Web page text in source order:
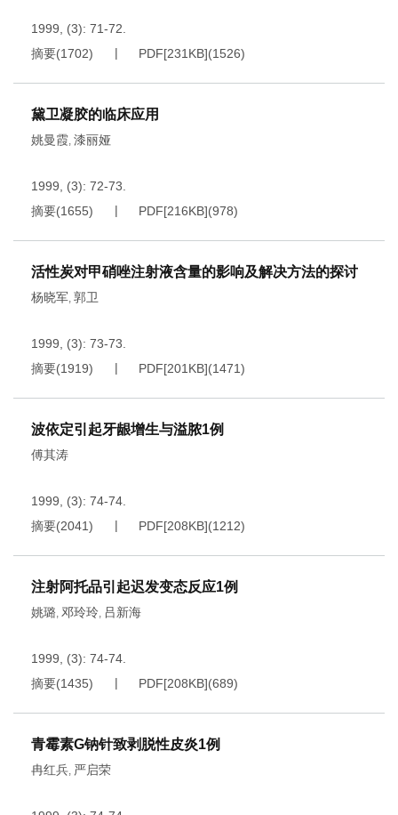
1999, (3): 71-72.
摘要(1702) PDF[231KB](1526)
黛卫凝胶的临床应用
姚曼霞, 漆丽娅
1999, (3): 72-73.
摘要(1655) PDF[216KB](978)
活性炭对甲硝唑注射液含量的影响及解决方法的探讨
杨晓军, 郭卫
1999, (3): 73-73.
摘要(1919) PDF[201KB](1471)
波依定引起牙龈增生与溢脓1例
傅其涛
1999, (3): 74-74.
摘要(2041) PDF[208KB](1212)
注射阿托品引起迟发变态反应1例
姚璐, 邓玲玲, 吕新海
1999, (3): 74-74.
摘要(1435) PDF[208KB](689)
青霉素G钠针致剥脱性皮炎1例
冉红兵, 严启荣